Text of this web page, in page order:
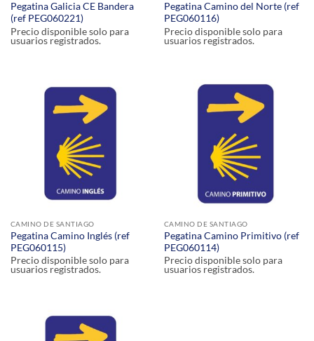
Pegatina Galicia CE Bandera
(ref PEG060221)
Precio disponible solo para
usuarios registrados.
Pegatina Camino del Norte (ref
PEG060116)
Precio disponible solo para
usuarios registrados.
CAMINO DE SANTIAGO
Pegatina Camino Inglés (ref
PEG060115)
Precio disponible solo para
usuarios registrados.
CAMINO DE SANTIAGO
Pegatina Camino Primitivo (ref
PEG060114)
Precio disponible solo para
usuarios registrados.